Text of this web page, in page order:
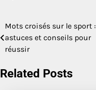
Navigation
de
Mots croisés sur le sport :
astuces et conseils pour
réussir
Related Posts